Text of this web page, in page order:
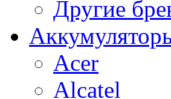
Другие
Acer
Alcatel